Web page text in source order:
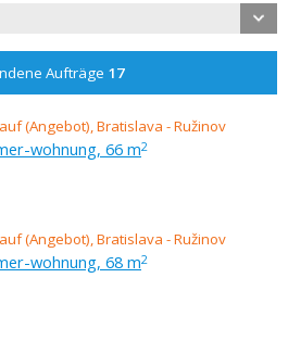
Aufträge 17
wohnung, 66 m2
wohnung, 68 m2